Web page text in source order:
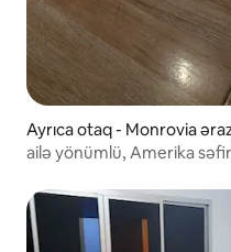
Ayrıca otaq - Monrovia
ailə yönümlü, Amerika